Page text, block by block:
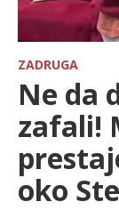
SHOWBIZ
HRONIKA
FARMERI
SPORT
ZADRUGA
Ne da
zafali!
oko